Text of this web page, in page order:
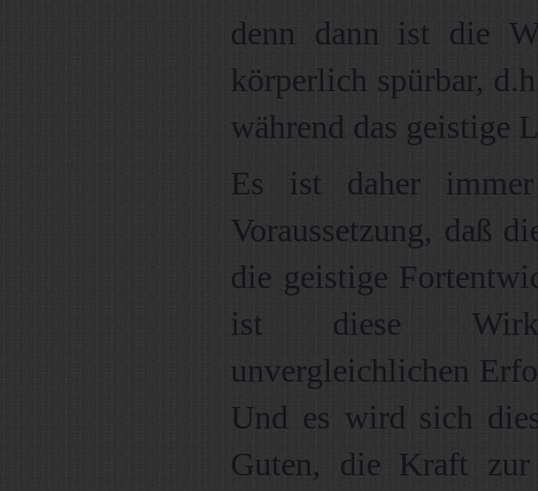
denn dann ist die
körperlich spürbar,
während das geistige
Es ist daher
Voraussetzung, daß
die geistige
ist diese
unvergleichlichen
Und es wird sich
Guten, die Kraft